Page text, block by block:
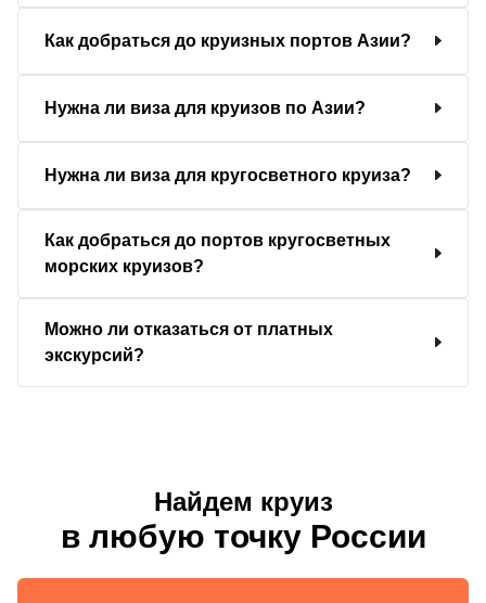
Как добраться до круизных портов Азии?
Нужна ли виза для круизов по Азии?
Нужна ли виза для кругосветного круиза?
Как добраться до портов кругосветных
морских круизов?
Можно ли отказаться от платных
экскурсий?
Найдем круиз
в любую точку России